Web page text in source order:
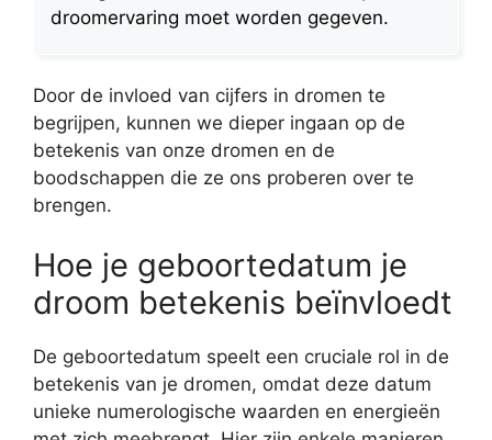
droomervaring moet worden gegeven.
Door de invloed van cijfers in dromen te
begrijpen, kunnen we dieper ingaan op de
betekenis van onze dromen en de
boodschappen die ze ons proberen over te
brengen.
Hoe je geboortedatum je
droom betekenis beïnvloedt
De geboortedatum speelt een cruciale rol in de
betekenis van je dromen, omdat deze datum
unieke numerologische waarden en energieën